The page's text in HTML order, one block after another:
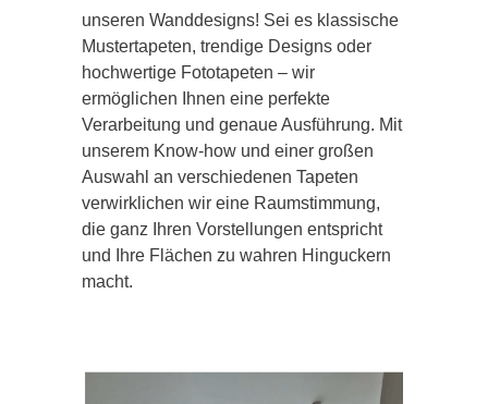
unseren Wanddesigns! Sei es klassische
Mustertapeten, trendige Designs oder
hochwertige Fototapeten – wir
ermöglichen Ihnen eine perfekte
Verarbeitung und genaue Ausführung. Mit
unserem Know-how und einer großen
Auswahl an verschiedenen Tapeten
verwirklichen wir eine Raumstimmung,
die ganz Ihren Vorstellungen entspricht
und Ihre Flächen zu wahren Hinguckern
macht.